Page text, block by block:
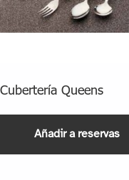
Cubertería Queens
Añadir a reservas